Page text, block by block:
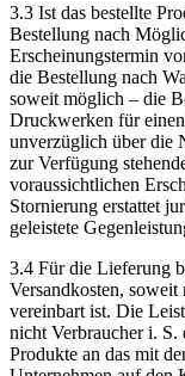
3.3 Ist das bestellte
Bestellung nach
Erscheinungstermin
die Bestellung nach
soweit möglich – die
Druckwerken für
unverzüglich über die
zur Verfügung
voraussichtlichen
Stornierung erstattet
geleistete
3.4 Für die Lieferung
Versandkosten,
vereinbart ist. Die
nicht Verbraucher i.
Produkte an das mit